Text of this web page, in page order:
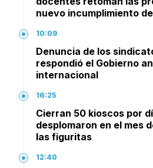
nuevo incumplimiento
10:09
Denuncia de los
respondió el Gobierno
internacional
16:25
Cierran 50 kioscos por
desplomaron en el mes
las figuritas
12:40